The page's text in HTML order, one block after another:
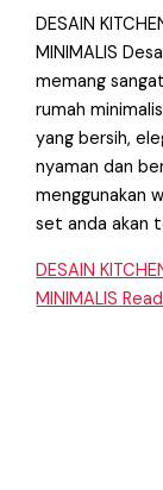
DESAIN
MINIMALIS
memang
rumah
yang bersih,
nyaman dan
menggunakan
set anda akan
DESAIN
MINIMALIS